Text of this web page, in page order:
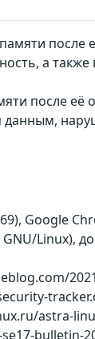
после
а также
после её
Google
Linux),
astra-
bulletin-